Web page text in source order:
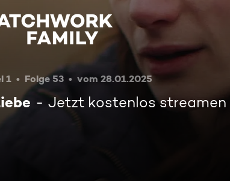
1 Folge 53 vom 28.01.2025
Jetzt kostenlos streamen